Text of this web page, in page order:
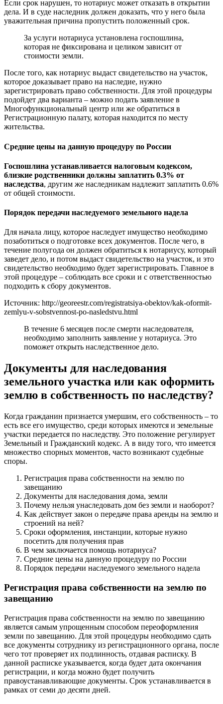
Если срок нарушен, то нотариус может отказать в открытии
дела. И в суде наследник должен доказать, что у него была
уважительная причина пропустить положенный срок.
За услуги нотариуса установлена госпошлина,
которая не фиксирована и целиком зависит от
стоимости земли.
После того, как нотариус выдаст свидетельство на участок,
которое доказывает право на наследие, нужно
зарегистрировать право собственности. Для этой процедуры
подойдет два варианта – можно подать заявление в
Многофункциональный центр или же обратиться в
Регистрационную палату, которая находится по месту
жительства.
Средние цены на данную процедуру по России
Госпошлина устанавливается налоговым кодексом,
близкие родственники должны заплатить 0.3% от
наследства, другим же наследникам надлежит заплатить 0.6%
от общей стоимости.
Порядок передачи наследуемого земельного надела
Для начала лицу, которое наследует имущество необходимо
позаботиться о подготовке всех документов. После чего, в
течение полугода он должен обратиться к нотариусу, который
заведет дело, и потом выдаст свидетельство на участок, и это
свидетельство необходимо будет зарегистрировать. Главное в
этой процедуре – соблюдать все сроки и с ответственностью
подходить к сбору документов.
Источник: http://georeestr.com/registratsiya-obektov/kak-oformit-
zemlyu-v-sobstvennost-po-nasledstvu.html
В течение 6 месяцев после смерти наследователя,
необходимо заполнить заявление у нотариуса. Это
поможет открыть наследственное дело.
Документы для наследования
земельного участка или как оформить
землю в собственность по наследству?
Когда гражданин признается умершим, его собственность – то
есть все его имущество, среди которых имеются и земельные
участки передается по наследству. Это положение регулирует
Земельный и Гражданский кодекс. А в виду того, что имеется
множество спорных моментов, часто возникают судебные
споры.
Регистрация права собственности на землю по
завещанию
Документы для наследования дома, земли
Почему нельзя унаследовать дом без земли и наоборот?
Как действует закон о передаче права аренды на землю и
строений на ней?
Сроки оформления, инстанции, которые нужно
посетить для получения прав
В чем заключается помощь нотариуса?
Средние цены на данную процедуру по России
Порядок передачи наследуемого земельного надела
Регистрация права собственности на землю по
завещанию
Регистрация права собственности на землю по завещанию
является самым упрощенным способом переоформления
земли по завещанию. Для этой процедуры необходимо сдать
все документы сотруднику из регистрационного органа, после
чего тот проверяет их подлинность, отдавая расписку. В
данной расписке указывается, когда будет дата окончания
регистрации, и когда можно будет получить
правоустанавливающие документы. Срок устанавливается в
рамках от семи до десяти дней.